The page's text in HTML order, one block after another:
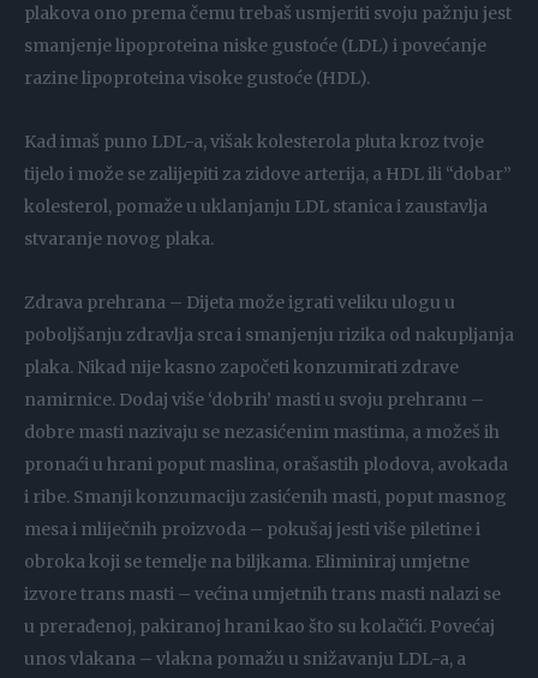
plakova ono prema čemu trebaš usmjeriti svoju pažnju jest
smanjenje lipoproteina niske gustoće (LDL) i povećanje
razine lipoproteina visoke gustoće (HDL).
Kad imaš puno LDL-a, višak kolesterola pluta kroz tvoje
tijelo i može se zalijepiti za zidove arterija, a HDL ili “dobar”
kolesterol, pomaže u uklanjanju LDL stanica i zaustavlja
stvaranje novog plaka.
Zdrava prehrana – Dijeta može igrati veliku ulogu u
poboljšanju zdravlja srca i smanjenju rizika od nakupljanja
plaka. Nikad nije kasno započeti konzumirati zdrave
namirnice. Dodaj više ‘dobrih’ masti u svoju prehranu –
dobre masti nazivaju se nezasićenim mastima, a možeš ih
pronaći u hrani poput maslina, orašastih plodova, avokada
i ribe. Smanji konzumaciju zasićenih masti, poput masnog
mesa i mliječnih proizvoda – pokušaj jesti više piletine i
obroka koji se temelje na biljkama. Eliminiraj umjetne
izvore trans masti – većina umjetnih trans masti nalazi se
u prerađenoj, pakiranoj hrani kao što su kolačići. Povećaj
unos vlakana – vlakna pomažu u snižavanju LDL-a, a